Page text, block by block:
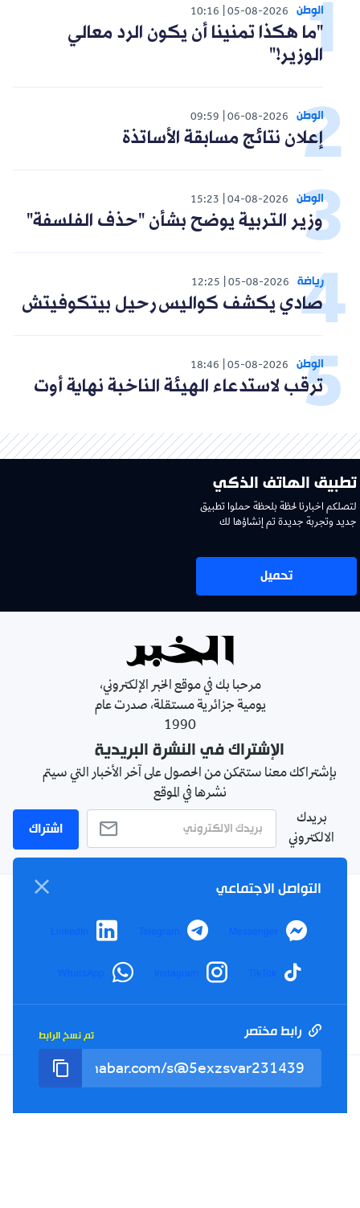
الوطن 05-08-2026
10:16
"ما هكذا تمنينا أن يكون الرد معالي
الوزير!"
الوطن 06-08-2026
09:59
إعلان نتائج مسابقة الأساتذة
الوطن 04-08-2026
15:23
وزير التربية يوضح بشأن "حذف الفلسفة"
رياضة 05-08-2026
12:25
صادي يكشف كواليس رحيل بيتكوفيتش
الوطن 05-08-2026
18:46
ترقب لاستدعاء الهيئة الناخبة نهاية أوت
تطبيق الهاتف الذكي
لتصلكم اخبارنا لحظة بلحظة حملوا تطبيق
جديد وتجربة جديدة تم إنشاؤها لك
تحميل
مرحبا بك في موقع الخبر الإلكتروني،
يومية جزائرية مستقلة، صدرت عام
1990
الإشتراك في النشرة البريدية
بإشتراكك معنا ستتمكن من الحصول على آخر الأخبار التي سيتم
نشرها في الموقع
بريدك
الالكتروني
اشتراك
الأحكام والشروط
اتصل بنا
التواصل الاجتماعي
Messenger
Telegram
LinkedIn
TikTok
Instagram
WhatsApp
رابط مختصر تم نسخ الرابط